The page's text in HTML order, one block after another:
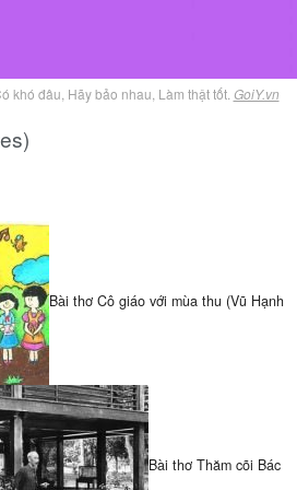
khó đâu, Hãy bảo nhau, Làm thật tốt. GoiY.vn
Bài thơ Cô giáo với mùa thu (Vũ Hạnh
Bài thơ Thăm cõi Bác